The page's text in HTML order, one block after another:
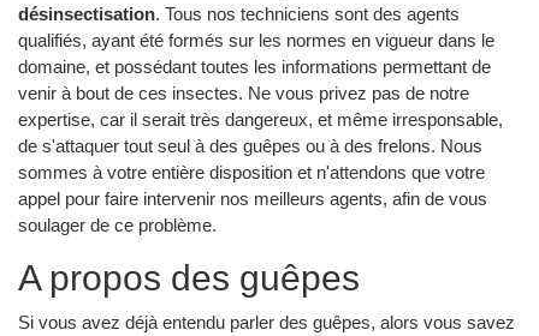
désinsectisation. Tous nos techniciens sont des agents
qualifiés, ayant été formés sur les normes en vigueur dans le
domaine, et possédant toutes les informations permettant de
venir à bout de ces insectes. Ne vous privez pas de notre
expertise, car il serait très dangereux, et même irresponsable,
de s'attaquer tout seul à des guêpes ou à des frelons. Nous
sommes à votre entière disposition et n'attendons que votre
appel pour faire intervenir nos meilleurs agents, afin de vous
soulager de ce problème.
A propos des guêpes
Si vous avez déjà entendu parler des guêpes, alors vous savez